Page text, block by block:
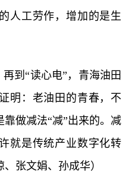
人工劳作，增加的是生
到“读心电”，青海油田
明：老油田的青春，不
做减法“减”出来的。减
就是传统产业数字化转
张文娟、孙成华）